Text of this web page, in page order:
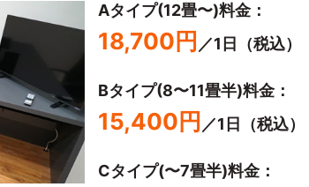
Aタイプ(12畳〜)料金：
18,700円 ／1日（税込）
Bタイプ(8〜11畳半)料金：
15,400円 ／1日（税込）
Cタイプ(〜7畳半)料金：